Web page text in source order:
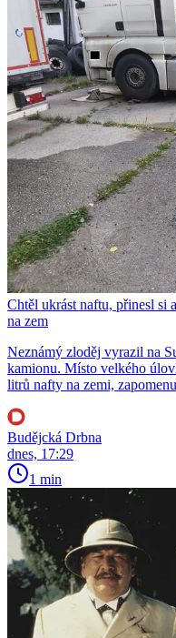
Chtěl ukrást naftu, přinesl si
na zem
Neznámý zloděj vyrazil na
kamionu. Místo velkého
litrů nafty na zemi,
Budějcká Drbna
dnes, 17:29
1 min